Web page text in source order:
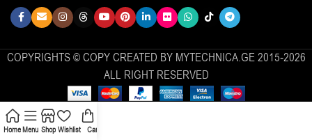
COPYRIGHTS © COPY CREATED BY MYTECHNICA.GE 2015-2026
ALL RIGHT RESERVED
HomeMenu Shop Wishlist Cart